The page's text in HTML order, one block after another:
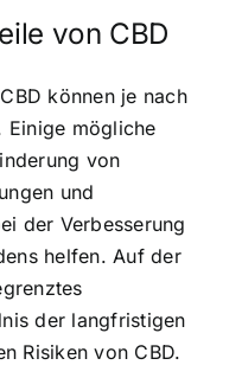
von CBD
können je nach
Einige mögliche
von
und
der Verbesserung
helfen. Auf der
der langfristigen
Risiken von CBD.